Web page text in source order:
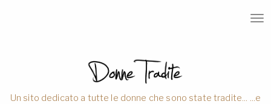
T
V
Un sito dedicato a tutte le donne che sono state tradite... ...e